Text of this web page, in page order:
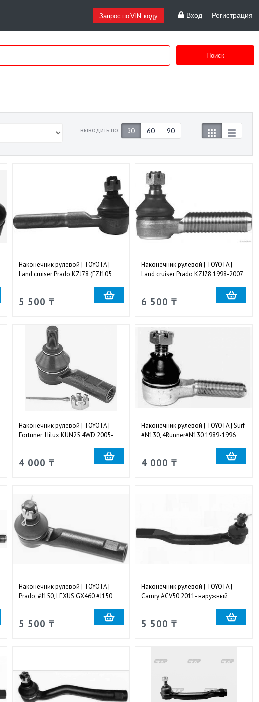
Запрос по VIN-коду Вход Регистрация
Поиск
выводить по: 30 60 90
Наконечник рулевой | TOYOTA |
Land cruiser Prado KZJ78 (FZJ105
5 500 ₸
Наконечник рулевой | TOYOTA |
Land cruiser Prado KZJ78 1998-2007
6 500 ₸
Наконечник рулевой | TOYOTA |
Fortuner; Hilux KUN25 4WD 2005-
4 000 ₸
Наконечник рулевой | TOYOTA | Surf
#N130, 4Runner#N130 1989-1996
4 000 ₸
Наконечник рулевой | TOYOTA |
Prado, #J150, LEXUS GX460 #J150
5 500 ₸
Наконечник рулевой | TOYOTA |
Camry ACV50 2011- наружный
5 500 ₸